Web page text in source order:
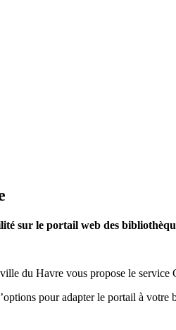
sur le portail web des
du Havre vous propose le service
pour adapter le portail à